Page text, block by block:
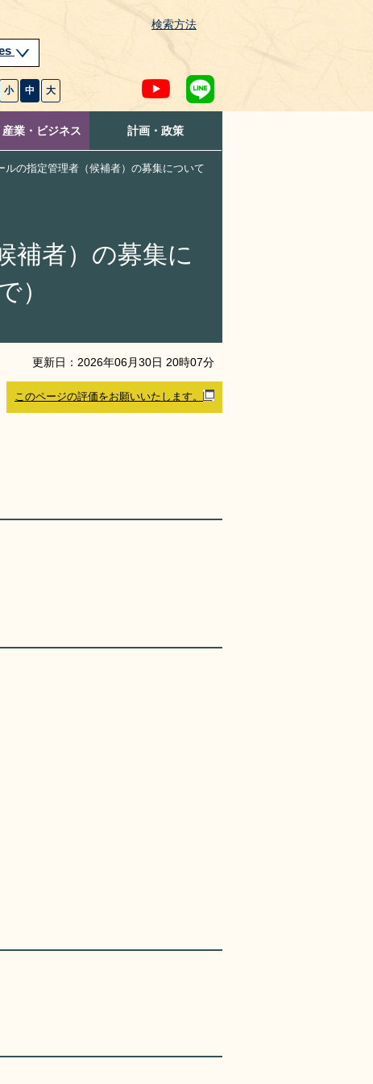
検索方法
小 中 大
業・ビジネス 計画・政策
の指定管理者（候補者）の募集について
補者）の募集に
）
更新日： 2026年06月30日 20時07分
このページの評価をお願いいたします。